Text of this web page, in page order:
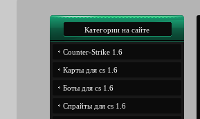
Категории на сайте
Counter-Strike 1.6
Карты для cs 1.6
Боты для cs 1.6
Спрайты для cs 1.6